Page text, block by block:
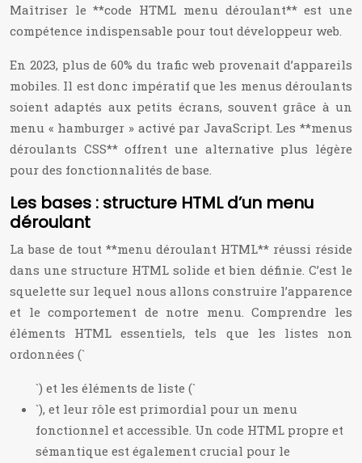
Maîtriser le **code HTML menu déroulant** est une
compétence indispensable pour tout développeur web.
En 2023, plus de 60% du trafic web provenait d’appareils
mobiles. Il est donc impératif que les menus déroulants
soient adaptés aux petits écrans, souvent grâce à un
menu « hamburger » activé par JavaScript. Les **menus
déroulants CSS** offrent une alternative plus légère
pour des fonctionnalités de base.
Les bases : structure HTML d’un menu
déroulant
La base de tout **menu déroulant HTML** réussi réside
dans une structure HTML solide et bien définie. C’est le
squelette sur lequel nous allons construire l’apparence
et le comportement de notre menu. Comprendre les
éléments HTML essentiels, tels que les listes non
ordonnées (`
`) et les éléments de liste (`
`), et leur rôle est primordial pour un menu
fonctionnel et accessible. Un code HTML propre et
sémantique est également crucial pour le